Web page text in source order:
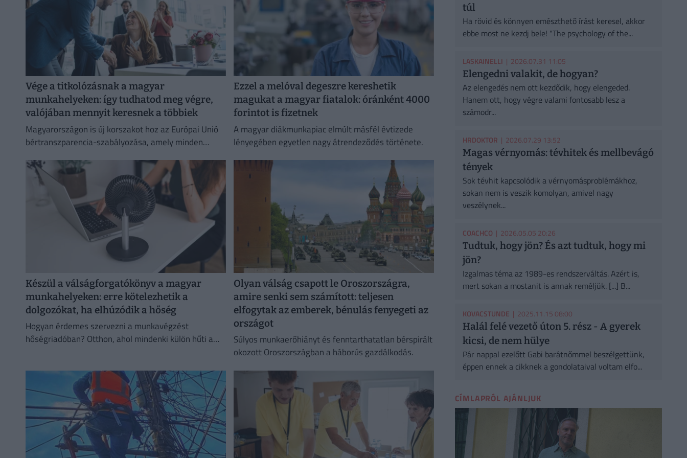
Vége a titkolózásnak a magyar
munkahelyeken: így tudhatod meg végre,
valójában mennyit keresnek a többiek
Magyarországon is új korszakot hoz az Európai Unió
bértranszparencia-szabályozása, amely minden
Ezzel a melóval degeszre kereshetik
magukat a magyar fiatalok: óránként 4000
forintot is fizetnek
A magyar diákmunkapiac elmúlt másfél évtizede
lényegében egyetlen nagy átrendeződés története.
Készül a válságforgatókönyv a magyar
munkahelyeken: erre kötelezhetik a
dolgozókat, ha elhúzódik a hőség
Hogyan érdemes szervezni a munkavégzést
hőségriadóban? Otthon, ahol mindenki külön hűti a
Olyan válság csapott le Oroszországra,
amire senki sem számított: teljesen
elfogytak az emberek, bénulás fenyegeti az
országot
Súlyos munkaerőhiányt és fenntarthatatlan bérspirált
okozott Oroszországban a háborús gazdálkodás.
túl
Ha rövid és könnyen emészthető írást keresel, akkor
ebbe most ne kezdj bele! "The psychology of the...
LASKAINELLI | 2026.07.31 11:05
Elengedni valakit, de hogyan?
Az elengedés nem ott kezdődik, hogy elengeded.
Hanem ott, hogy végre valami fontosabb lesz a
számodr...
HRDOKTOR | 2026.07.29 13:52
Magas vérnyomás: tévhitek és mellbevágó
tények
Sok tévhit kapcsolódik a vérnyomásproblémákhoz,
sokan nem is veszik komolyan, amivel nagy
veszélynek...
COACHCO | 2026.05.05 20:26
Tudtuk, hogy jön? És azt tudtuk, hogy mi
jön?
Izgalmas téma az 1989-es rendszerváltás. Azért is,
mert sokan a mostanit is annak reméljük. [...] B...
KOVACSTUNDE | 2025.11.15 08:00
Halál felé vezető úton 5. rész - A gyerek
kicsi, de nem hülye
Pár nappal ezelőtt Gabi barátnőmmel beszélgettünk,
éppen ennek a cikknek a gondolataival voltam elfo...
CÍMLAPRÓL AJÁNLJUK